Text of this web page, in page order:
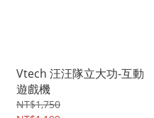
Vtech 汪汪隊立大功-互動
遊戲機
NT$1,750